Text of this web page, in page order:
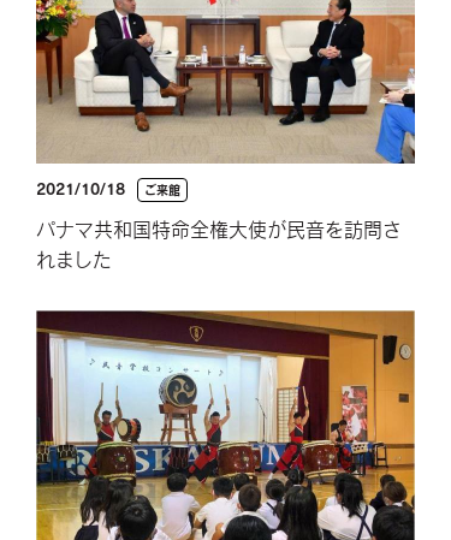
2021/10/18 ご来館
パナマ共和国特命全権大使が民音を訪問さ
れました